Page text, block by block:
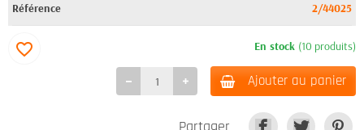
Référence 2/44025
En stock (10 produits)
Ajouter au panier
favorite_border